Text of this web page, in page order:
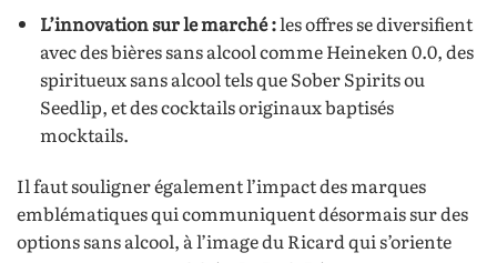
L’innovation sur le marché :les offres se diversifient
avec des bières sans alcool comme Heineken 0.0, des
spiritueux sans alcool tels que Sober Spirits ou
Seedlip, et des cocktails originaux baptisés
mocktails.
Il faut souligner également l’impact des marques
emblématiques qui communiquent désormais sur des
options sans alcool, à l’image du Ricard qui s’oriente